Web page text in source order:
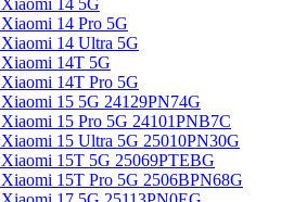
14 5G
14 Pro 5G
14 Ultra 5G
14T 5G
14T Pro 5G
15 5G 24129PN74G
15 Pro 5G 24101PNB7C
15 Ultra 5G 25010PN30G
15T 5G 25069PTEBG
15T Pro 5G 2506BPN68G